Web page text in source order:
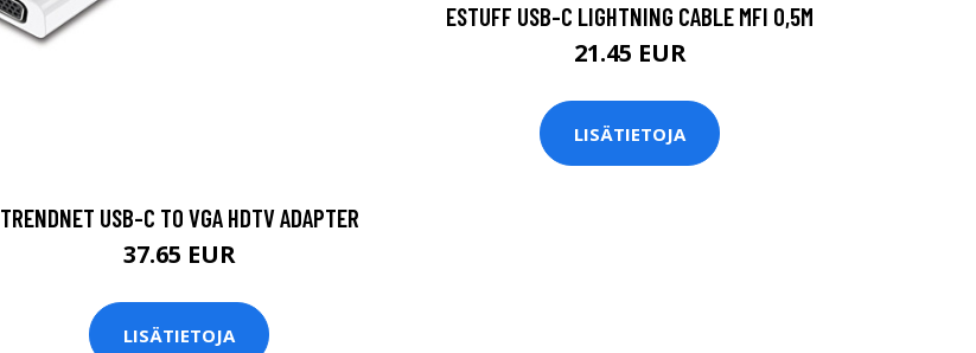
TRENDNET USB-C TO VGA HDTV ADAPTER
37.65 EUR
LISÄTIETOJA
ESTUFF USB-C LIGHTNING CABLE MFI 0,5M
21.45 EUR
LISÄTIETOJA